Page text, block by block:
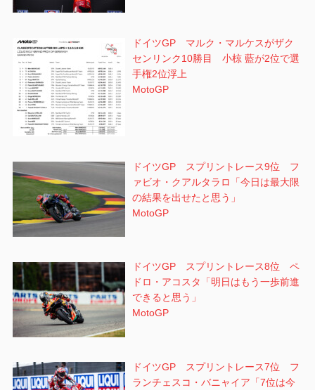
ドイツGP マルク・マルケスがザク
センリンク10勝目 小椋 藍が2位で選
手権2位浮上
MotoGP
ドイツGP スプリントレース9位 フ
ァビオ・クアルタラロ「今日は最大限
の結果を出せたと思う」
MotoGP
ドイツGP スプリントレース8位 ペ
ドロ・アコスタ「明日はもう一歩前進
できると思う」
MotoGP
ドイツGP スプリントレース7位 フ
ランチェスコ・バニャイア「7位は今